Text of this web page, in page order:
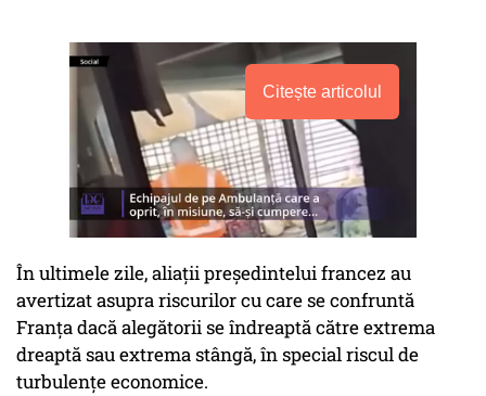
Citește articolul
În ultimele zile, aliații președintelui francez au
avertizat asupra riscurilor cu care se confruntă
Franța dacă alegătorii se îndreaptă către extrema
dreaptă sau extrema stângă, în special riscul de
turbulențe economice.